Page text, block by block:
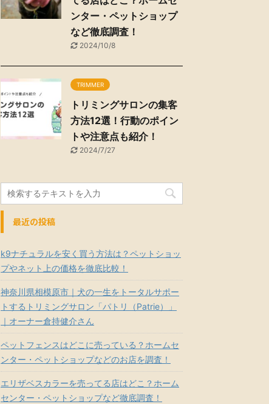
ンター・ペットショップ
など徹底調査！
2024/10/8
TRIMMER
トリミングサロンの集客
方法12選！行動のポイン
トや注意点も紹介！
2024/7/27
最近の投稿
k9ナチュラルを安く買う方法は？ペットショッ
プやネット上の価格を徹底比較！
神奈川県相模原市｜犬の一生をトータルサポー
トするトリミングサロン「パトリ（Patrie）」
｜オーナー倉持健介さん
ペットフェンスはどこに売っている？ホームセ
ンター・ペットショップなどのお店を調査！
エリザベスカラーを売ってる店はどこ？ホーム
センター・ペットショップなど徹底調査！